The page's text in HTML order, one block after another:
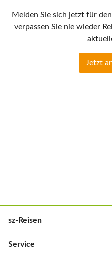
Melden Sie sich jetzt für
verpassen Sie nie wieder
Jetzt
sz-Reisen
Service